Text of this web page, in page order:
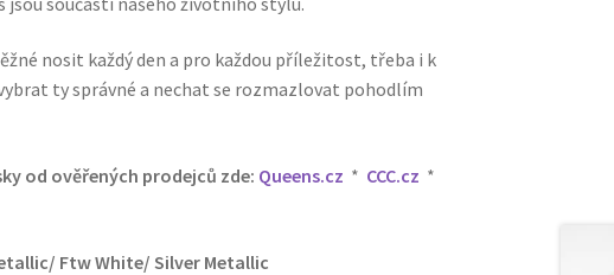
nosit každý den a pro každou příležitost, třeba i k
ty správné a nechat se rozmazlovat pohodlím
od ověřených prodejců zde: Queens.cz * CCC.cz *
Ftw White/ Silver Metallic